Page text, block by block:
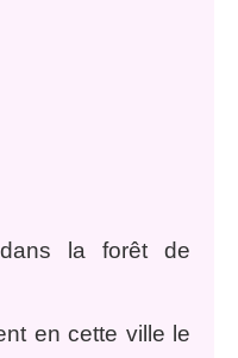
dans la forêt de
en cette ville le